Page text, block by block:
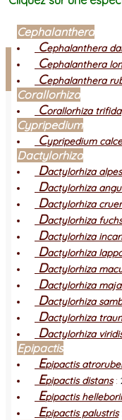
Facebook
Connexion adhérent
Cephalanthera
Cephalanthera
Cephalanthera
Cephalanthera
Corallorhiza
Corallorhiza trifida
Cypripedium
Cypripedium
Dactylorhiza
Dactylorhiza
Dactylorhiza
Dactylorhiza
Dactylorhiza
Dactylorhiza
Dactylorhiza
Dactylorhiza
Dactylorhiza
Dactylorhiza
Dactylorhiza
Dactylorhiza
Epipactis
Epipactis
Epipactis distans:
Epipactis
Epipactis palustris: